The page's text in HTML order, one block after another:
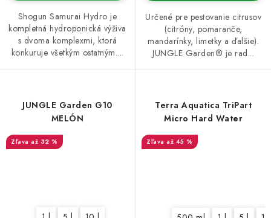
Shogun Samurai Hydro je
kompletná hydroponická výživa
s dvoma komplexmi, ktorá
konkuruje všetkým ostatným....
Určené pre pestovanie citrusov
(citróny, pomaranče,
mandarínky, limetky a ďalšie).
JUNGLE Garden® je rad...
JUNGLE Garden G10
MELÓN
až 32 %
Terra Aquatica TriPart
Micro Hard Water
až 45 %